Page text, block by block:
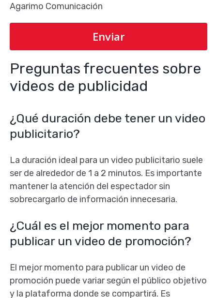
Agarimo Comunicación
Preguntas frecuentes sobre
videos de publicidad
¿Qué duración debe tener un video
publicitario?
La duración ideal para un video publicitario suele
ser de alrededor de 1 a 2 minutos. Es importante
mantener la atención del espectador sin
sobrecargarlo de información innecesaria.
¿Cuál es el mejor momento para
publicar un video de promoción?
El mejor momento para publicar un video de
promoción puede variar según el público objetivo
y la plataforma donde se compartirá. Es